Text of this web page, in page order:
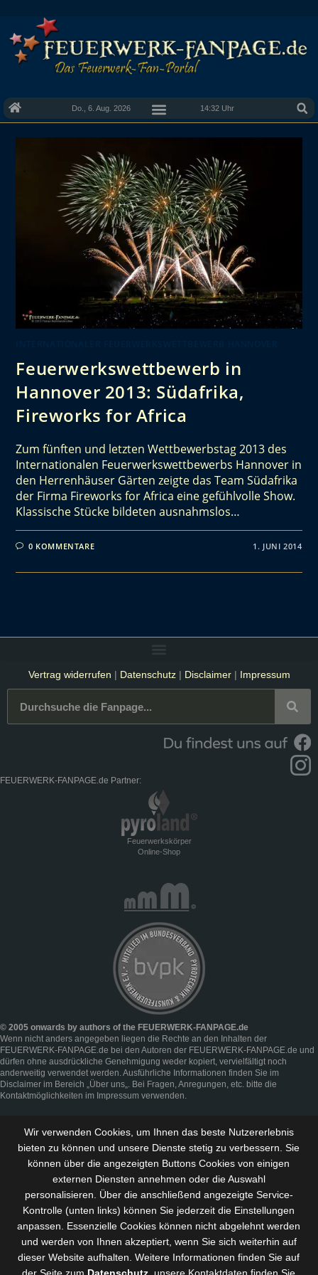
Do., 6. Aug. 2026 14:32 Uhr
Feuerwerkswettbewerb in
Hannover 2013: Südafrika,
Fireworks for Africa
Zum fünften und letzten Wettbewerbstag 2013 des
Internationalen Feuerwerkswettbewerbs Hannover in
den Herrenhäuser Gärten zeigte das Team Südafrika
der Firma Fireworks for Africa eine gefühlvolle Show.
Klassische Stücke bildeten ausnahmslos…
0 KOMMENTARE 1. JUNI 2014
Vertrag widerrufen | Datenschutz| Disclaimer| Impressum
FEUERWERK-FANPAGE.de Partner:
Feuerwerkskörper
Online-Shop
© 2005 onwards by authors of the FEUERWERK-FANPAGE.de
Wenn nicht anders angegeben liegen die Rechte an den Inhalten der
FEUERWERK-FANPAGE.de bei den Autoren der FEUERWERK-FANPAGE.de und
dürfen ohne ausdrückliche Genehmigung weder kopiert, vervielfältigt noch
anderweitig verwendet werden. Ausführliche Informationen finden Sie im
Disclaimer im Bereich „Über uns„. Bei Fragen, Anregungen, etc. bitte die
Kontaktmöglichkeiten im Impressum verwenden.
Wir verwenden Cookies, um Ihnen das beste Nutzererlebnis
bieten zu können und unsere Dienste stetig zu verbessern . Sie
können über die angezeigten Buttons Cookies von einigen
externen Diensten annehmen oder die Auswahl
personalisieren. Über die anschließend angezeigte Service-
Kontrolle (unten links) können Sie jederzeit die Einstellungen
anpassen. Essenzielle Cookies können nicht abgelehnt werden
und werden von Ihnen akzeptiert, wenn Sie sich weiterhin auf
dieser Website aufhalten. Weitere Informationen finden Sie auf
der Seite zum Datenschutz , unsere Kontaktdaten finden Sie